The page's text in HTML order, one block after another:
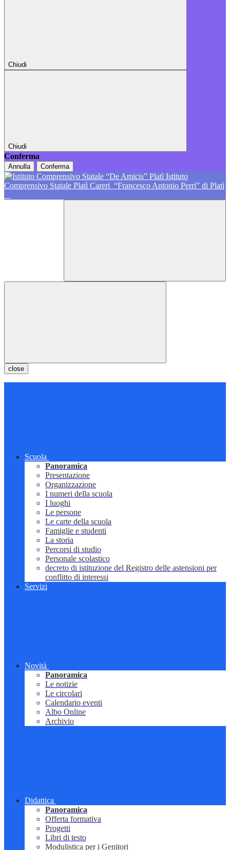
Chiudi
Chiudi
Conferma
Annulla Conferma
Istituto
Comprensivo Statale Platì Careri “Francesco Antonio Perri” di Platì
close
Scuola
Panoramica
Presentazione
Organizzazione
I numeri della scuola
I luoghi
Le persone
Le carte della scuola
Famiglie e studenti
La storia
Percorsi di studio
Personale scolastico
decreto di istituzione del Registro delle astensioni per
conflitto di interessi
Servizi
Novità
Panoramica
Le notizie
Le circolari
Calendario eventi
Albo Online
Archivio
Didattica
Panoramica
Offerta formativa
Progetti
Libri di testo
Modulistica per i Genitori